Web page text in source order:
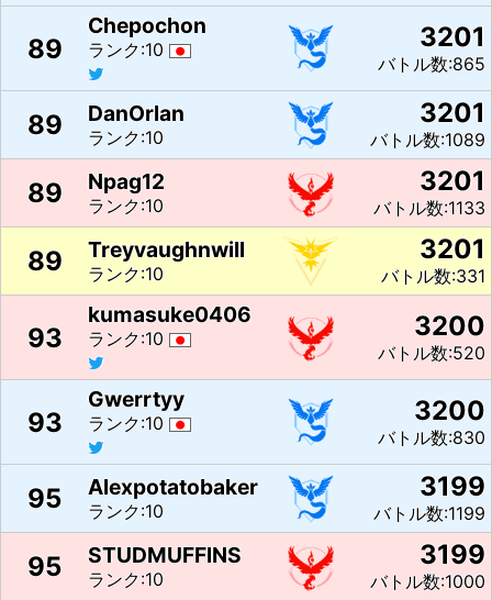
89
Chepochon
ランク:10 3201
バトル数:865
89 DanOrlan
ランク:10
3201
バトル数:1089
89 Npag12
ランク:10
3201
バトル数:1133
89 Treyvaughnwill
ランク:10
3201
バトル数:331
93
kumasuke0406
ランク:10 3200
バトル数:520
93
Gwerrtyy
ランク:10 3200
バトル数:830
95 Alexpotatobaker
ランク:10
3199
バトル数:1199
95 STUDMUFFlNS
ランク:10
3199
バトル数:1000